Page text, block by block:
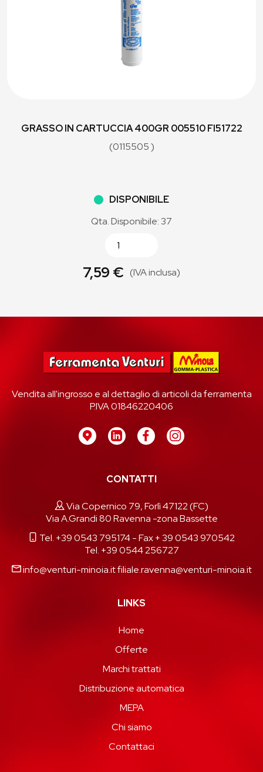
GRASSO IN CARTUCCIA 400GR 005510 FI51722
(0115505 )
DISPONIBILE
Qta. Disponibile: 37
7,59 € (IVA inclusa)
Vendita all'ingrosso e al dettaglio di articoli da ferramenta
P.IVA 01846220406
CONTATTI
Via Copernico 79, Forlì 47122 (FC)
Via A.Grandi 80 Ravenna -zona Bassette
Tel. +39 0543 795174- Fax + 39 0543 970542
Tel. +39 0544 256727
info@venturi-minoia.itfiliale.ravenna@venturi-minoia.it
LINKS
Home
Offerte
Marchi trattati
Distribuzione automatica
MEPA
Chi siamo
Contattaci